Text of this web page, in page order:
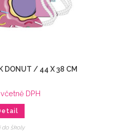
DONUT / 44 X 38 CM
včetně DPH
do školy